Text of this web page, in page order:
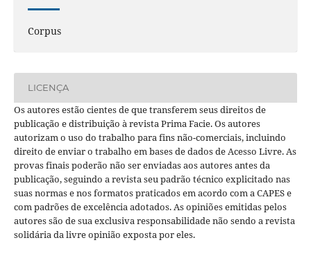
Corpus
LICENÇA
Os autores estão cientes de que transferem seus direitos de
publicação e distribuição à revista Prima Facie. Os autores
autorizam o uso do trabalho para fins não-comerciais, incluindo
direito de enviar o trabalho em bases de dados de Acesso Livre. As
provas finais poderão não ser enviadas aos autores antes da
publicação, seguindo a revista seu padrão técnico explicitado nas
suas normas e nos formatos praticados em acordo com a CAPES e
com padrões de excelência adotados. As opiniões emitidas pelos
autores são de sua exclusiva responsabilidade não sendo a revista
solidária da livre opinião exposta por eles.